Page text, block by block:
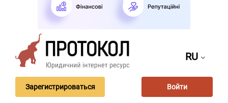
RU
Зарегистрироваться Войти